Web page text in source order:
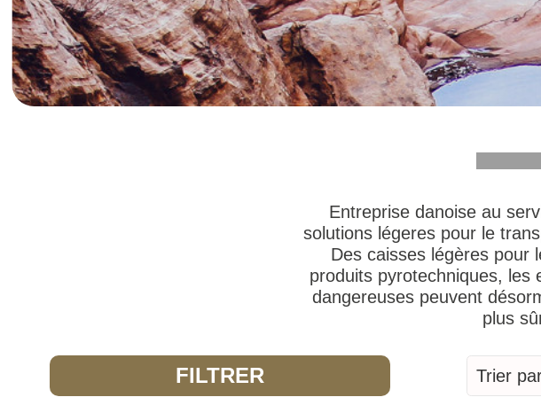
Entreprise danoise au
solutions légeres pour le
Des caisses légères pour
produits pyrotechniques, les
dangereuses peuvent
plus
FILTRER Trier